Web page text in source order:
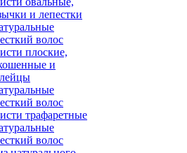
и лепестки
волос
плоские,
и
волос
трафаретные
волос